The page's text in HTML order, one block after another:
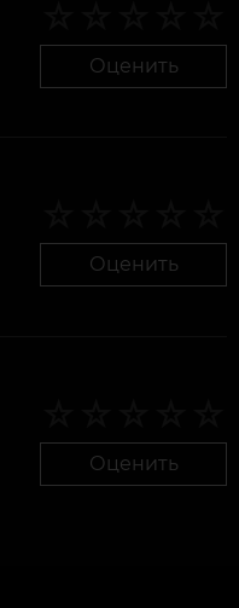
Оценить
Оценить
Оценить